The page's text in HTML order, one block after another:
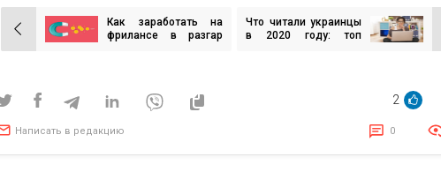
Навигация
по
Как заработать на
фрилансе в разгар
Что читали украинцы
в 2020 году: топ
2
Написать в редакцию 0